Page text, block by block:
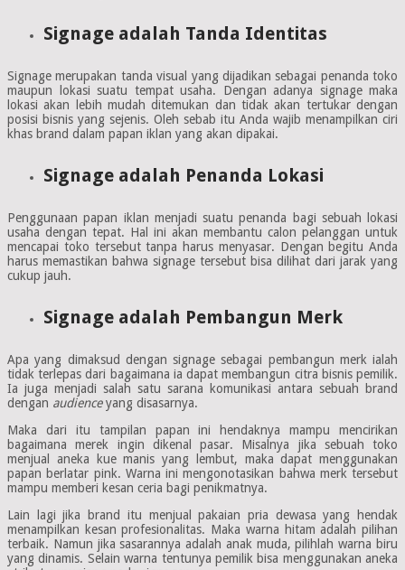
Signage adalah Tanda Identitas
Signage merupakan tanda visual yang dijadikan sebagai penanda toko
maupun lokasi suatu tempat usaha. Dengan adanya signage maka
lokasi akan lebih mudah ditemukan dan tidak akan tertukar dengan
posisi bisnis yang sejenis. Oleh sebab itu Anda wajib menampilkan ciri
khas brand dalam papan iklan yang akan dipakai.
Signage adalah Penanda Lokasi
Penggunaan papan iklan menjadi suatu penanda bagi sebuah lokasi
usaha dengan tepat. Hal ini akan membantu calon pelanggan untuk
mencapai toko tersebut tanpa harus menyasar. Dengan begitu Anda
harus memastikan bahwa signage tersebut bisa dilihat dari jarak yang
cukup jauh.
Signage adalah Pembangun Merk
Apa yang dimaksud dengan signage sebagai pembangun merk ialah
tidak terlepas dari bagaimana ia dapat membangun citra bisnis pemilik.
Ia juga menjadi salah satu sarana komunikasi antara sebuah brand
dengan audienceyang disasarnya.
Maka dari itu tampilan papan ini hendaknya mampu mencirikan
bagaimana merek ingin dikenal pasar. Misalnya jika sebuah toko
menjual aneka kue manis yang lembut, maka dapat menggunakan
papan berlatar pink. Warna ini mengonotasikan bahwa merk tersebut
mampu memberi kesan ceria bagi penikmatnya.
Lain lagi jika brand itu menjual pakaian pria dewasa yang hendak
menampilkan kesan profesionalitas. Maka warna hitam adalah pilihan
terbaik. Namun jika sasarannya adalah anak muda, pilihlah warna biru
yang dinamis. Selain warna tentunya pemilik bisa menggunakan aneka